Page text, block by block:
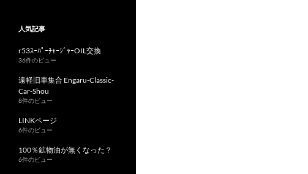
人気記事
r53ｽｰﾊﾟｰﾁｬｰｼﾞｬｰOIL交換
36件のビュー
遠軽旧車集合 Engaru-Classic-
Car-Shou
8件のビュー
LINKページ
6件のビュー
100％鉱物油が無くなった？
6件のビュー